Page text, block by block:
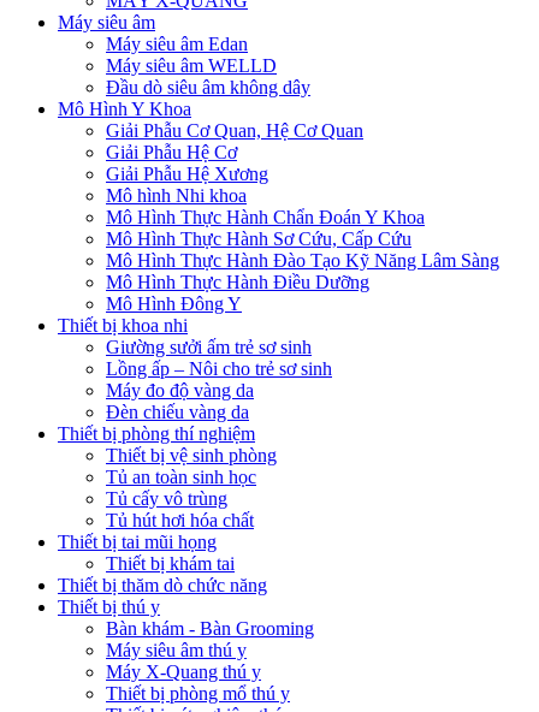
Máy siêu âm
Máy siêu âm Edan
Máy siêu âm WELLD
Đầu dò siêu âm không dây
Mô Hình Y Khoa
Giải Phẫu Cơ Quan, Hệ Cơ Quan
Giải Phẫu Hệ Cơ
Giải Phẫu Hệ Xương
Mô hình Nhi khoa
Mô Hình Thực Hành Chẩn Đoán Y Khoa
Mô Hình Thực Hành Sơ Cứu, Cấp Cứu
Mô Hình Thực Hành Đào Tạo Kỹ Năng Lâm Sàng
Mô Hình Thực Hành Điều Dưỡng
Mô Hình Đông Y
Thiết bị khoa nhi
Giường sưởi ấm trẻ sơ sinh
Lồng ấp – Nôi cho trẻ sơ sinh
Máy đo độ vàng da
Đèn chiếu vàng da
Thiết bị phòng thí nghiệm
Thiết bị vệ sinh phòng
Tủ an toàn sinh học
Tủ cấy vô trùng
Tủ hút hơi hóa chất
Thiết bị tai mũi họng
Thiết bị khám tai
Thiết bị thăm dò chức năng
Thiết bị thú y
Bàn khám - Bàn Grooming
Máy siêu âm thú y
Máy X-Quang thú y
Thiết bị phòng mổ thú y